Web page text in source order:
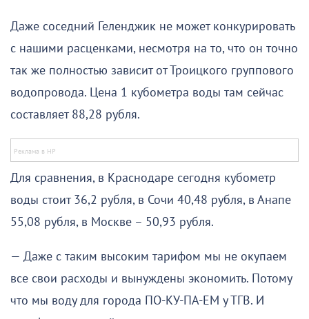
Даже соседний Геленджик не может конкурировать
с нашими расценками, несмотря на то, что он точно
так же полностью зависит от Троицкого группового
водопровода. Цена 1 кубометра воды там сейчас
составляет 88,28 рубля.
Для сравнения, в Краснодаре сегодня кубометр
воды стоит 36,2 рубля, в Сочи 40,48 рубля, в Анапе
55,08 рубля, в Москве – 50,93 рубля.
— Даже с таким высоким тарифом мы не окупаем
все свои расходы и вынуждены экономить. Потому
что мы воду для города ПО-КУ-ПА-ЕМ у ТГВ. И